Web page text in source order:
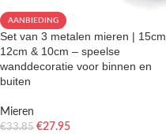
AANBIEDING
Set van 3 metalen mieren | 15cm,
12cm & 10cm – speelse
wanddecoratie voor binnen en
buiten
Mieren
€33.85 €27.95